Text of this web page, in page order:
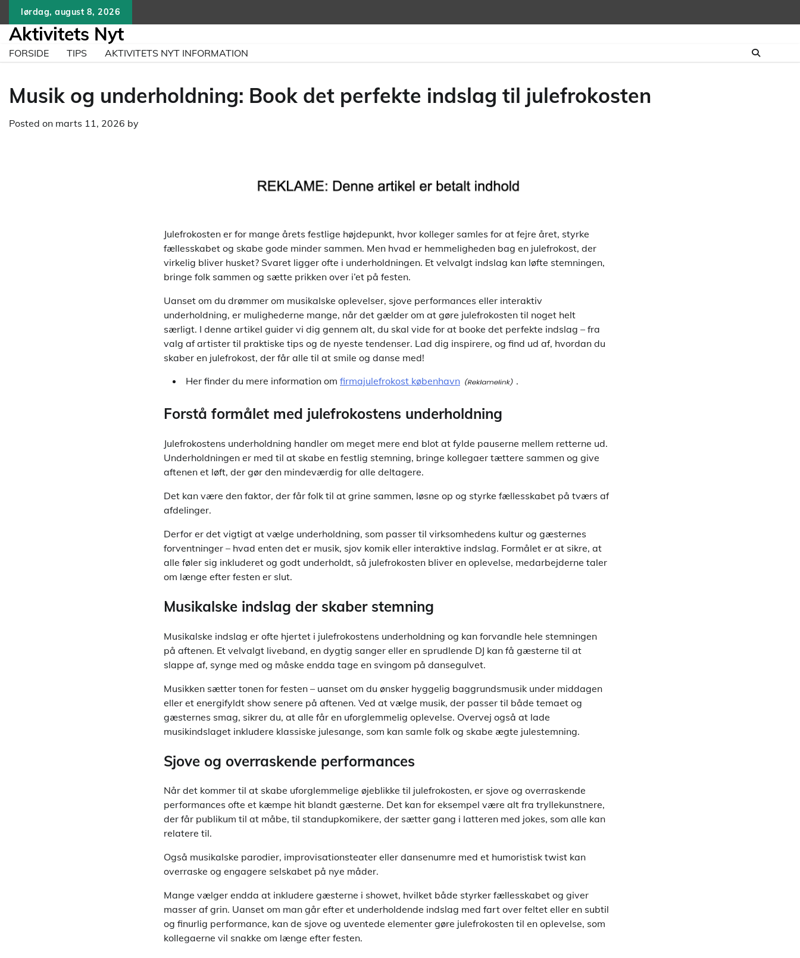
content
lørdag, august 8, 2026
Aktivitets Nyt
FORSIDE TIPS AKTIVITETS NYT INFORMATION
Musik og underholdning: Book det perfekte indslag til julefrokosten
Posted on marts 11, 2026 by
Julefrokosten er for mange årets festlige højdepunkt, hvor kolleger samles for at fejre året, styrke
fællesskabet og skabe gode minder sammen. Men hvad er hemmeligheden bag en julefrokost, der
virkelig bliver husket? Svaret ligger ofte i underholdningen. Et velvalgt indslag kan løfte stemningen,
bringe folk sammen og sætte prikken over i’et på festen.
Uanset om du drømmer om musikalske oplevelser, sjove performances eller interaktiv
underholdning, er mulighederne mange, når det gælder om at gøre julefrokosten til noget helt
særligt. I denne artikel guider vi dig gennem alt, du skal vide for at booke det perfekte indslag – fra
valg af artister til praktiske tips og de nyeste tendenser. Lad dig inspirere, og find ud af, hvordan du
skaber en julefrokost, der får alle til at smile og danse med!
Her finder du mere information om firmajulefrokost københavn .
Forstå formålet med julefrokostens underholdning
Julefrokostens underholdning handler om meget mere end blot at fylde pauserne mellem retterne ud.
Underholdningen er med til at skabe en festlig stemning, bringe kollegaer tættere sammen og give
aftenen et løft, der gør den mindeværdig for alle deltagere.
Det kan være den faktor, der får folk til at grine sammen, løsne op og styrke fællesskabet på tværs af
afdelinger.
Derfor er det vigtigt at vælge underholdning, som passer til virksomhedens kultur og gæsternes
forventninger – hvad enten det er musik, sjov komik eller interaktive indslag. Formålet er at sikre, at
alle føler sig inkluderet og godt underholdt, så julefrokosten bliver en oplevelse, medarbejderne taler
om længe efter festen er slut.
Musikalske indslag der skaber stemning
Musikalske indslag er ofte hjertet i julefrokostens underholdning og kan forvandle hele stemningen
på aftenen. Et velvalgt liveband, en dygtig sanger eller en sprudlende DJ kan få gæsterne til at
slappe af, synge med og måske endda tage en svingom på dansegulvet.
Musikken sætter tonen for festen – uanset om du ønsker hyggelig baggrundsmusik under middagen
eller et energifyldt show senere på aftenen. Ved at vælge musik, der passer til både temaet og
gæsternes smag, sikrer du, at alle får en uforglemmelig oplevelse. Overvej også at lade
musikindslaget inkludere klassiske julesange, som kan samle folk og skabe ægte julestemning.
Sjove og overraskende performances
Når det kommer til at skabe uforglemmelige øjeblikke til julefrokosten, er sjove og overraskende
performances ofte et kæmpe hit blandt gæsterne. Det kan for eksempel være alt fra tryllekunstnere,
der får publikum til at måbe, til standupkomikere, der sætter gang i latteren med jokes, som alle kan
relatere til.
Også musikalske parodier, improvisationsteater eller dansenumre med et humoristisk twist kan
overraske og engagere selskabet på nye måder.
Mange vælger endda at inkludere gæsterne i showet, hvilket både styrker fællesskabet og giver
masser af grin. Uanset om man går efter et underholdende indslag med fart over feltet eller en subtil
og finurlig performance, kan de sjove og uventede elementer gøre julefrokosten til en oplevelse, som
kollegaerne vil snakke om længe efter festen.